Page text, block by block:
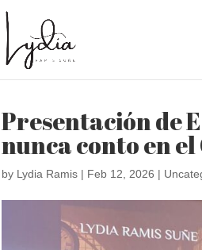
Presentación de
nunca conto en
by Lydia Ramis | Feb 12, 2026 |